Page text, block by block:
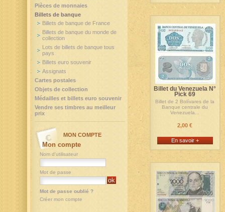
Billet du Venezuela N°
Pick 69
Billet de 2 Bolívares de la
Banque centrale du
Venezuela...
2,00 €
En savoir +
Pièces de monnaies
Billets de banque
Billets de banque de France
Billets de banque du monde de
collection
Lots de billets de banque tous
pays
Billets euro souvenir
Assignats
Cartes postales
Objets de collection
Médailles et billets euro souvenir
Vendre ses timbres au meilleur
prix
MON COMPTE
Mon compte
Nom d'utilisateur
Mot de passe
Mot de passe oublié ?
Créer mon compte